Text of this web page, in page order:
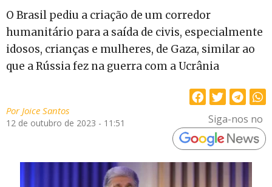
O Brasil pediu a criação de um corredor
humanitário para a saída de civis, especialmente
idosos, crianças e mulheres, de Gaza, similar ao
que a Rússia fez na guerra com a Ucrânia
PorJoice Santos
12 de outubro de 2023 - 11:51 Siga-nos no